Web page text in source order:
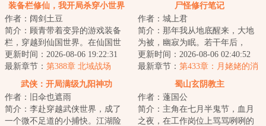
装备栏修仙，我开局杀穿小世界
作者：阔剑土豆
简介：顾青带着变异的游戏装备
栏，穿越到仙国世界。在仙国世
界，仙人是公司老板，组建浩瀚
虚空舰队，征战...
更新时间：2026-08-06 19:22:31
最新章节： 第388章 北域战场
尸怪修行笔记
作者：城上君
简介：那年我从地底醒来，大地
为被，幽寂为眠。若干年后，
……山间群妖来相会，独坐楼台
渡清宵。...
更新时间：2026-08-06 02:40:52
最新章节： 第433章：月姥姥的消
武侠：开局满级九阳神功
作者：旧伞也遮雨
简介：李赴穿越武侠世界，成了
一个微不足道的小捕快。江湖险
蜀山玄阴教主
作者：蓬国公
简介：主角在七月半鬼节，血月
之夜，在工作岗位上骂骂咧咧的